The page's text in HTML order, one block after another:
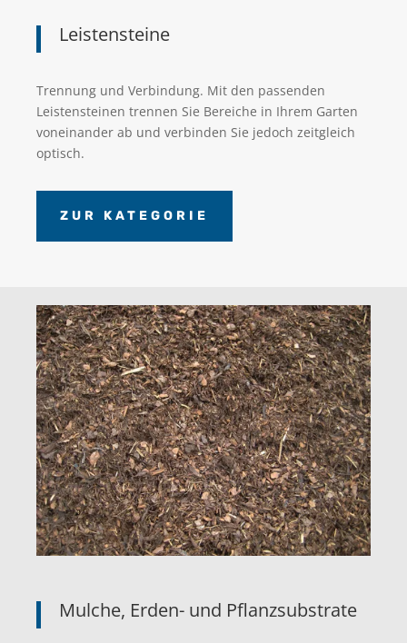
Leistensteine
Trennung und Verbindung. Mit den passenden
Leistensteinen trennen Sie Bereiche in Ihrem Garten
voneinander ab und verbinden Sie jedoch zeitgleich
optisch.
ZUR KATEGORIE
Mulche, Erden- und Pflanzsubstrate